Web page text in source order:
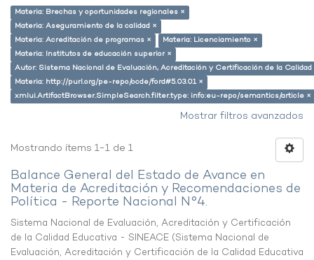
Materia: Brechas y oportunidades regionales ×
Materia: Aseguramiento de la calidad ×
Materia: Acreditación de programas ×
Materia: Licenciamiento ×
Materia: Institutos de educación superior ×
Autor: Sistema Nacional de Evaluación, Acreditación y Certificación de la
Materia: http://purl.org/pe-repo/ocde/ford#5.03.01 ×
xmlui.ArtifactBrowser.SimpleSearch.filter.type: info:eu-repo/semantics/article ×
Mostrar filtros avanzados
Mostrando ítems 1-1 de 1
Balance General del Estado de Avance en
Materia de Acreditación y Recomendaciones de
Política - Reporte Nacional N°4.
Sistema Nacional de Evaluación, Acreditación y Certificación
de la Calidad Educativa - SINEACE (Sistema Nacional de
Evaluación, Acreditación y Certificación de la Calidad Educativa